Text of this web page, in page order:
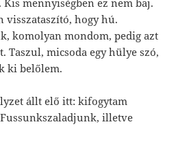
visszataszító, hogy hú.
komolyan mondom, pedig azt
Taszul, micsoda egy hülye szó,
ki belőlem.
állt elő itt: kifogytam
illetve